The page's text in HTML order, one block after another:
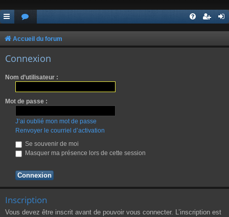
Accueil du forum
Connexion
Nom d’utilisateur :
Mot de passe :
J’ai oublié mon mot de passe
Renvoyer le courriel d’activation
Se souvenir de moi
Masquer ma présence lors de cette session
Inscription
Vous devez être inscrit avant de pouvoir vous connecter. L’inscription est